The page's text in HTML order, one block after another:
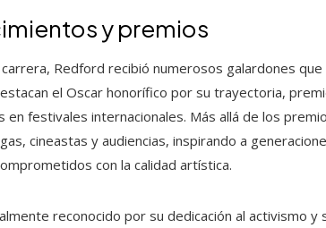
y premios
Redford recibió numerosos galardones
el Oscar honorífico por su trayectoria,
en festivales internacionales. Más allá de los
cineastas y audiencias, inspirando a
con la calidad artística.
reconocido por su dedicación al activismo y